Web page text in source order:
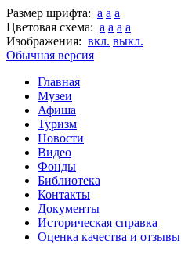
Размер шрифта: a a a
Цветовая схема: a a a a
Изображения: вкл. выкл.
Обычная версия
Главная
Музеи
Афиша
Туризм
Новости
Видео
Фонды
Библиотека
Контакты
Документы
Историческая справка
Оценка качества и отзывы